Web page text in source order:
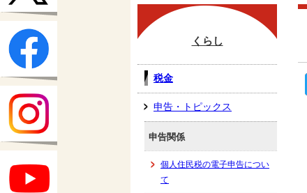
くらし
税金
申告・トピックス
申告関係
個人住民税の電子申告につい
て